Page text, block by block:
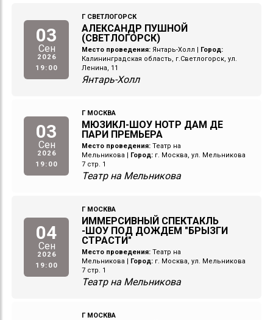
03
Сен
2026
19:00
Г СВЕТЛОГОРСК
АЛЕКСАНДР ПУШНОЙ
(СВЕТЛОГОРСК)
Место проведения: Янтарь-Холл | Город:
Калининградская область, г.Светлогорск, ул.
Ленина, 11
Янтарь-Холл
03
Сен
2026
19:00
Г МОСКВА
МЮЗИКЛ-ШОУ НОТР ДАМ ДЕ
ПАРИ ПРЕМЬЕРА
Место проведения: Театр на
Мельникова | Город: г. Москва, ул. Мельникова
7 стр. 1
Театр на Мельникова
04
Сен
2026
19:00
Г МОСКВА
ИММЕРСИВНЫЙ СПЕКТАКЛЬ
-ШОУ ПОД ДОЖДЕМ "БРЫЗГИ
СТРАСТИ"
Место проведения: Театр на
Мельникова | Город: г. Москва, ул. Мельникова
7 стр. 1
Театр на Мельникова
Г МОСКВА